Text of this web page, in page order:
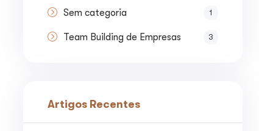
Sem categoria 1
Team Building de Empresas 3
Artigos Recentes